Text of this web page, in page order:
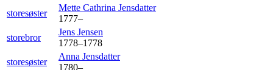
storesøster
Mette Cathrina Jensdatter
1777–
storebror
Jens Jensen
1778–1778
storesøster
Anna Jensdatter
1780–